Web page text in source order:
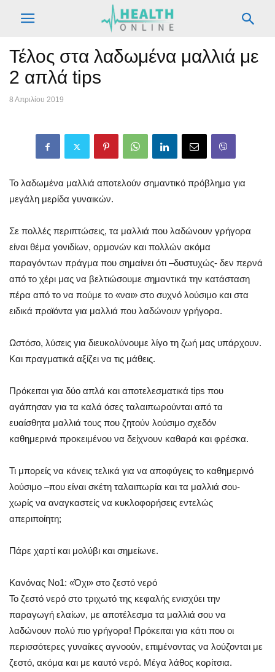
Τέλος στα λαδωμένα μαλλιά με
2 απλά tips
8 Απριλίου 2019
Το λαδωμένα μαλλιά αποτελούν σημαντικό πρόβλημα για
μεγάλη μερίδα γυναικών.
Σε πολλές περιπτώσεις, τα μαλλιά που λαδώνουν γρήγορα
είναι θέμα γονιδίων, ορμονών και πολλών ακόμα
παραγόντων πράγμα που σημαίνει ότι –δυστυχώς- δεν περνά
από το χέρι μας να βελτιώσουμε σημαντικά την κατάσταση
πέρα από το να πούμε το «ναι» στο συχνό λούσιμο και στα
ειδικά προϊόντα για μαλλιά που λαδώνουν γρήγορα.
Ωστόσο, λύσεις για διευκολύνουμε λίγο τη ζωή μας υπάρχουν.
Και πραγματικά αξίζει να τις μάθεις.
Πρόκειται για δύο απλά και αποτελεσματικά tips που
αγάπησαν για τα καλά όσες ταλαιπωρούνται από τα
ευαίσθητα μαλλιά τους που ζητούν λούσιμο σχεδόν
καθημερινά προκειμένου να δείχνουν καθαρά και φρέσκα.
Τι μπορείς να κάνεις τελικά για να αποφύγεις το καθημερινό
λούσιμο –που είναι σκέτη ταλαιπωρία και τα μαλλιά σου-
χωρίς να αναγκαστείς να κυκλοφορήσεις εντελώς
απεριποίητη;
Πάρε χαρτί και μολύβι και σημείωνε.
Κανόνας Νο1: «Όχι» στο ζεστό νερό
Το ζεστό νερό στο τριχωτό της κεφαλής ενισχύει την
παραγωγή ελαίων, με αποτέλεσμα τα μαλλιά σου να
λαδώνουν πολύ πιο γρήγορα! Πρόκειται για κάτι που οι
περισσότερες γυναίκες αγνοούν, επιμένοντας να λούζονται με
ζεστό, ακόμα και με καυτό νερό. Μέγα λάθος κορίτσια.